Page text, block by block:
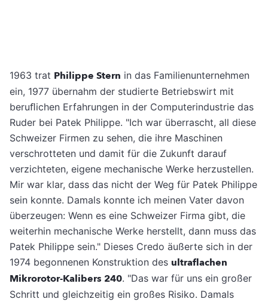
1963 trat Philippe Stern in das Familienunternehmen
ein, 1977 übernahm der studierte Betriebswirt mit
beruﬂichen Erfahrungen in der Computerindustrie das
Ruder bei Patek Philippe. "Ich war überrascht, all diese
Schweizer Firmen zu sehen, die ihre Maschinen
verschrotteten und damit für die Zukunft darauf
verzichteten, eigene mechanische Werke herzustellen.
Mir war klar, dass das nicht der Weg für Patek Philippe
sein konnte. Damals konnte ich meinen Vater davon
überzeugen: Wenn es eine Schweizer Firma gibt, die
weiterhin mechanische Werke herstellt, dann muss das
Patek Philippe sein." Dieses Credo äußerte sich in der
1974 begonnenen Konstruktion des ultraﬂachen
Mikrorotor-Kalibers 240. "Das war für uns ein großer
Schritt und gleichzeitig ein großes Risiko. Damals